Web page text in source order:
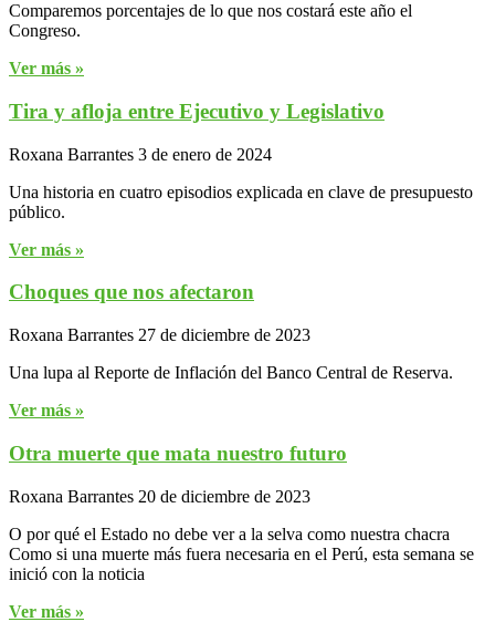
Comparemos porcentajes de lo que nos costará este año el
Congreso.
Ver más »
Tira y afloja entre Ejecutivo y Legislativo
Roxana Barrantes 3 de enero de 2024
Una historia en cuatro episodios explicada en clave de presupuesto
público.
Ver más »
Choques que nos afectaron
Roxana Barrantes 27 de diciembre de 2023
Una lupa al Reporte de Inflación del Banco Central de Reserva.
Ver más »
Otra muerte que mata nuestro futuro
Roxana Barrantes 20 de diciembre de 2023
O por qué el Estado no debe ver a la selva como nuestra chacra
Como si una muerte más fuera necesaria en el Perú, esta semana se
inició con la noticia
Ver más »